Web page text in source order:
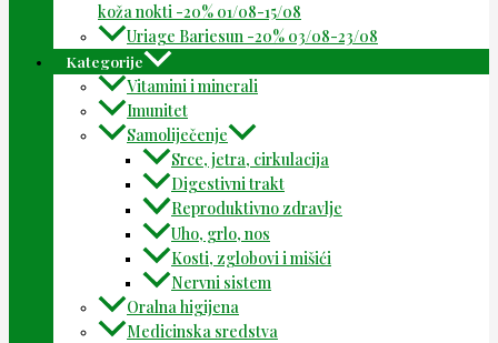
koža nokti -20% 01/08-15/08
Uriage Bariesun -20% 03/08-23/08
Kategorije
Vitamini i minerali
Imunitet
Samoliječenje
Srce, jetra, cirkulacija
Digestivni trakt
Reproduktivno zdravlje
Uho, grlo, nos
Kosti, zglobovi i mišići
Nervni sistem
Oralna higijena
Medicinska sredstva